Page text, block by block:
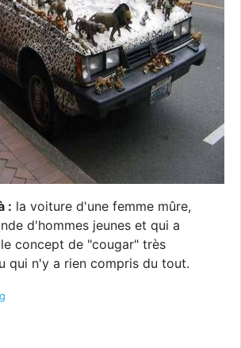
: la voiture d'une femme mûre,
d'hommes jeunes et qui a
concept de "cougar" très
qui n'y a rien compris du tout.